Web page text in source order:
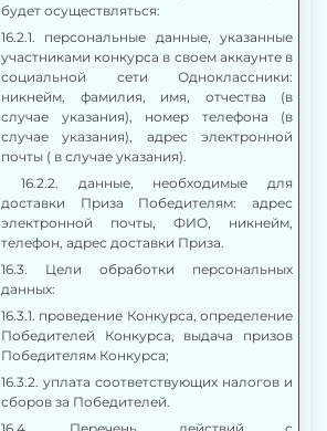
будет осуществляться:
16.2.1. персональные данные, указанные
участниками конкурса в своем аккаунте в
социальной сети Одноклассники:
никнейм, фамилия, имя, отчества (в
случае указания), номер телефона (в
случае указания), адрес электронной
почты ( в случае указания).
16.2.2. данные, необходимые для
доставки Приза Победителям: адрес
электронной почты, ФИО, никнейм,
телефон, адрес доставки Приза.
16.3. Цели обработки персональных
данных:
16.3.1. проведение Конкурса, определение
Победителей Конкурса, выдача призов
Победителям Конкурса;
16.3.2. уплата соответствующих налогов и
сборов за Победителей.